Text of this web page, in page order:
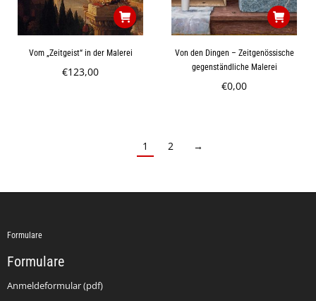
Vom „Zeitgeist“ in der Malerei
€123,00
Von den Dingen – Zeitgenössische
gegenständliche Malerei
€0,00
1 2 →
Formulare
Formulare
Anmeldeformular (pdf)